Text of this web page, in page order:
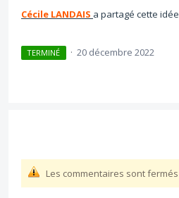
Cécile LANDAIS a partagé cette idée
TERMINÉ · 20 décembre 2022
Les commentaires sont fermés